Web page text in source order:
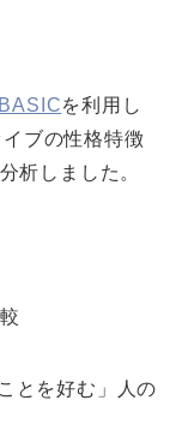
を利用し
ブの性格特徴
析しました。
とを好む」人の